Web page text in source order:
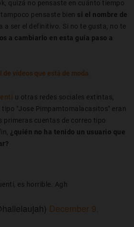
quizá no pensaste en cuánto tiempo
pensaste bien si el nombre de
a ser el definitivo. Si no te gusta, no te
a cambiarlo en esta guía paso a
de vídeos que está de moda
u otras redes sociales extintas,
"Jose Pimpamtomalacasitos" eran
primeras cuentas de correo tipo
¿quién no ha tenido un usuario que
es horrible. Agh
December 9,